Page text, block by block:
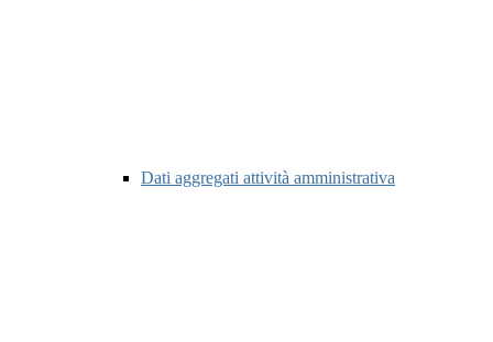
Dati aggregati attività amministrativa